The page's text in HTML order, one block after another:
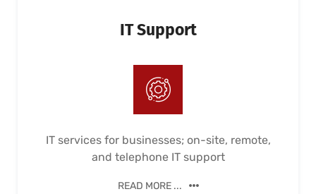
IT Support
IT services for businesses; on-site, remote,
and telephone IT support
READ MORE ...